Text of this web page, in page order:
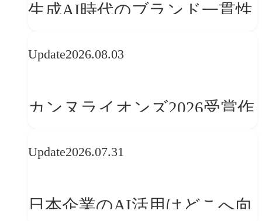
生成AI時代のブランド一貫性
学ぶ「動的ブランディング」
Update2026.08.03
カンヌライオンズ2026受賞作
──「優れたブランド体験」
か
Update2026.07.31
日本企業のAI活用はどこへ向